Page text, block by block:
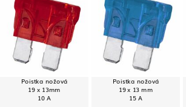
Poistka nožová
19 x 13mm
10 A
Poistka nožová
19 x 13 mm
15 A